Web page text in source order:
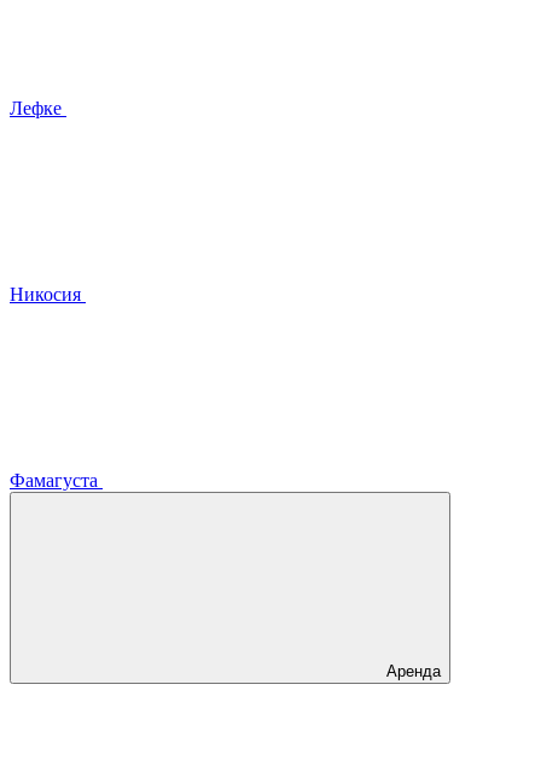
Лефке
Никосия
Фамагуста
Аренда